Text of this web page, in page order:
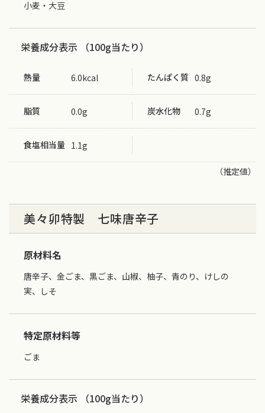
小麦・大豆
栄養成分表示 （100g当たり）
熱量 6.0kcal たんぱく質 0.8g
脂質 0.0g 炭水化物 0.7g
食塩相当量 1.1g
（推定値）
美々卯特製 七味唐辛子
原材料名
唐辛子、金ごま、黒ごま、山椒、柚子、青のり、けしの
実、しそ
特定原材料等
ごま
栄養成分表示 （100g当たり）